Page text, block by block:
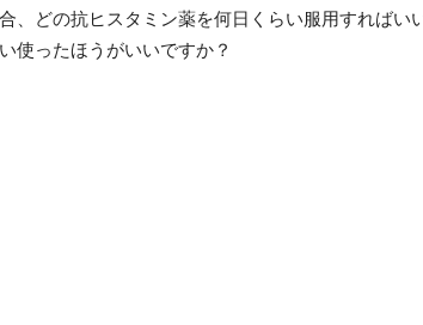
、どの抗ヒスタミン薬を何日くらい服用すればい
使ったほうがいいですか？